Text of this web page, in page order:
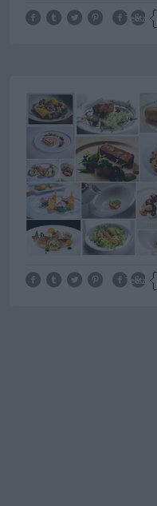
Tetszik
Tetszik